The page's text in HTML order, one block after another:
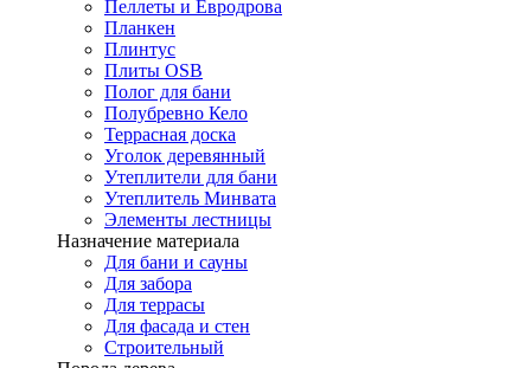
Пеллеты и Евродрова
Планкен
Плинтус
Плиты OSB
Полог для бани
Полубревно Кело
Террасная доска
Уголок деревянный
Утеплители для бани
Утеплитель Минвата
Элементы лестницы
Назначение материала
Для бани и сауны
Для забора
Для террасы
Для фасада и стен
Строительный